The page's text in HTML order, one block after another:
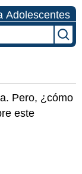
Adolescentes
Pero, ¿cómo
este